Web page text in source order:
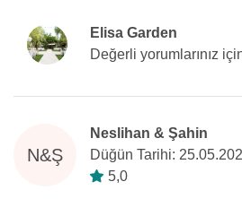
Elisa Garden
Değerli yorumlarınız
N&Ş
Neslihan & Şahin
Düğün Tarihi:
5,0